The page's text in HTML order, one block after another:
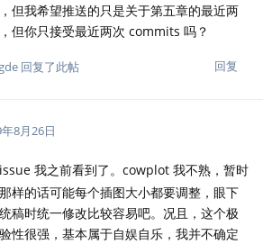
但我希望推送的只是关于第五章的最近两
但你只接受最近两次 commits 吗？
回复
回复了此帖
8月26日
我之前看到了。cowplot 我不熟，暂时
样的话可能每个插图大小都要调整，眼下
稿时统一修改比较容易吧。况且，这个极
性很强，基本属于自娱自乐，我并不确定